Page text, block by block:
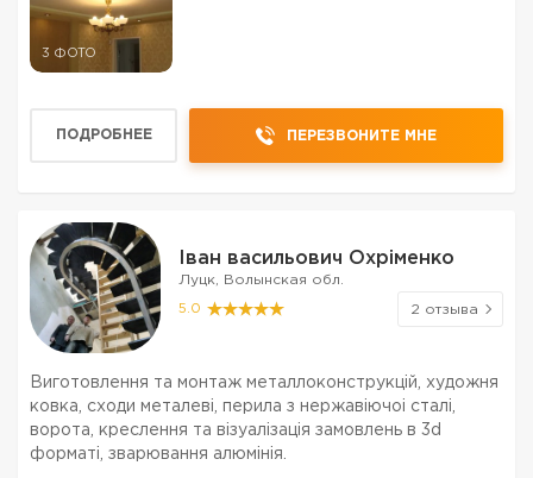
3 ФОТО
ПОДРОБНЕЕ ПЕРЕЗВОНИТЕ МНЕ
Іван васильович Охріменко
Луцк, Волынская обл.
5.0 2 отзыва
Виготовлення та монтаж металлоконструкцій, художня
ковка, сходи металеві, перила з нержавіючоі сталі,
ворота, креслення та візуалізація замовлень в 3d
форматі, зварювання алюмінія.